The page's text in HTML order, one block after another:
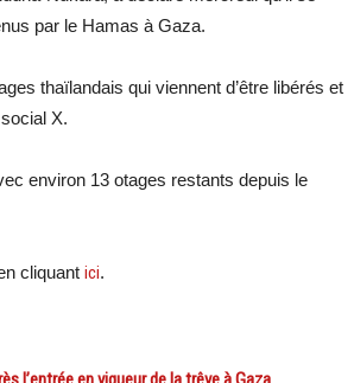
par le Hamas à Gaza.
thaïlandais qui viennent d’être libérés et
X.
environ 13 otages restants depuis le
cliquant ici.